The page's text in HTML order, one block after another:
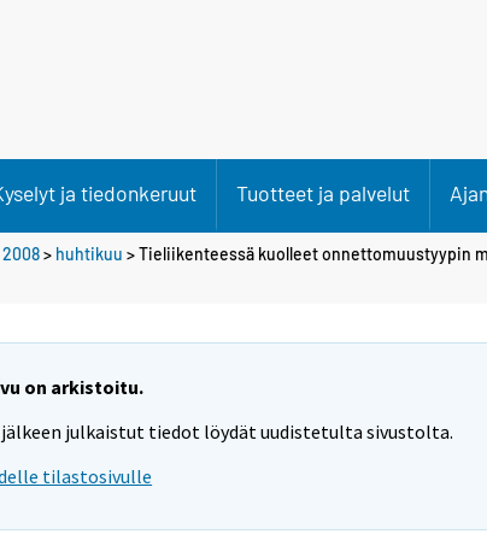
ja tiedonkeruut Tuotteet ja palvelut
2008> huhtikuu > Tieliikenteessä kuolleet onnettomuustyypin
on arkistoitu.
jälkeen julkaistut tiedot löydät uudistetulta sivustolta.
tilastosivulle